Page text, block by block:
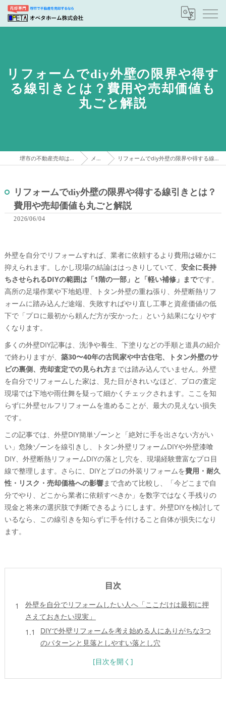
リフォームでdiy外壁の限界や得す
る線引きとは？費用や売却価値も
丸ごと解説
堺市の不動産売却はオペタホーム株式会社 メディア リフォームでdiy外壁の限界や得する線引きとは？費用や売却価値も丸ごと解説
リフォームでdiy外壁の限界や得する線引きとは？
費用や売却価値も丸ごと解説
2026/06/04
外壁を自分でリフォームすれば、業者に依頼するより費用は確かに
抑えられます。しかし現場の結論ははっきりしていて、 安全に長持
ちさせられるDIYの範囲は「1階の一部」と「軽い補修」までです。
高所の足場作業や下地処理、トタン外壁の重ね張り、外壁断熱リフ
ォームに踏み込んだ途端、失敗すればやり直し工事と資産価値の低
下で「プロに最初から頼んだ方が安かった」という結果になりやす
くなります。
多くの外壁DIY記事は、洗浄や養生、下塗りなどの手順と道具の紹介
で終わりますが、 築30〜40年の古民家や中古住宅、トタン外壁のサ
ビの裏側、売却査定での見られ方までは踏み込んでいません。外壁
を自分でリフォームした家は、見た目がきれいなほど、プロの査定
現場では下地や雨仕舞を疑って細かくチェックされます。ここを知
らずに外壁セルフリフォームを進めることが、最大の見えない損失
です。
この記事では、外壁DIY簡単ゾーンと「絶対に手を出さない方がい
い」危険ゾーンを線引きし、トタン外壁リフォームDIYや外壁漆喰
DIY、外壁断熱リフォームDIYの落とし穴を、現場経験豊富なプロ目
線で整理します。さらに、DIYとプロの外装リフォームを費用・耐久
性・リスク・売却価格への影響まで含めて比較し、「今どこまで自
分でやり、どこから業者に依頼すべきか」を数字ではなく手残りの
現金と将来の選択肢で判断できるようにします。外壁DIYを検討して
いるなら、この線引きを知らずに手を付けること自体が損失になり
ます。
目次
外壁を自分でリフォームしたい人へ「ここだけは最初に押
さえておきたい現実」
DIYで外壁リフォームを考え始める人にありがちな3つ
のパターンと見落としやすい落とし穴
リフォームの値段だけで判断して外壁DIYに飛びつく
と危ない理由（足場や下地や保証など隠れコストの
罠）